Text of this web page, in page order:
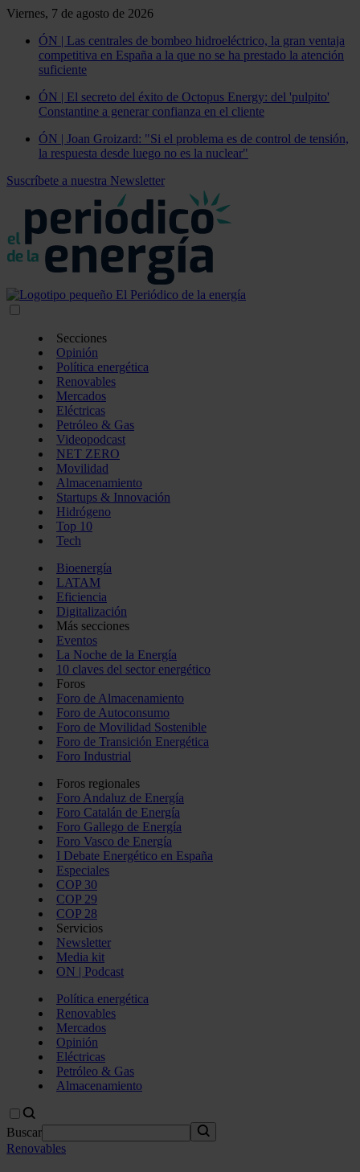
Viernes, 7 de agosto de 2026
ÓN | Las centrales de bombeo hidroeléctrico, la gran ventaja
competitiva en España a la que no se ha prestado la atención
suficiente
ÓN | El secreto del éxito de Octopus Energy: del 'pulpito'
Constantine a generar confianza en el cliente
ÓN | Joan Groizard: "Si el problema es de control de tensión,
la respuesta desde luego no es la nuclear"
Suscríbete a nuestra Newsletter
Secciones
Opinión
Política energética
Renovables
Mercados
Eléctricas
Petróleo & Gas
Videopodcast
NET ZERO
Movilidad
Almacenamiento
Startups & Innovación
Hidrógeno
Top 10
Tech
Bioenergía
LATAM
Eficiencia
Digitalización
Más secciones
Eventos
La Noche de la Energía
10 claves del sector energético
Foros
Foro de Almacenamiento
Foro de Autoconsumo
Foro de Movilidad Sostenible
Foro de Transición Energética
Foro Industrial
Foros regionales
Foro Andaluz de Energía
Foro Catalán de Energía
Foro Gallego de Energía
Foro Vasco de Energía
I Debate Energético en España
Especiales
COP 30
COP 29
COP 28
Servicios
Newsletter
Media kit
ON | Podcast
Política energética
Renovables
Mercados
Opinión
Eléctricas
Petróleo & Gas
Almacenamiento
Buscar
Renovables